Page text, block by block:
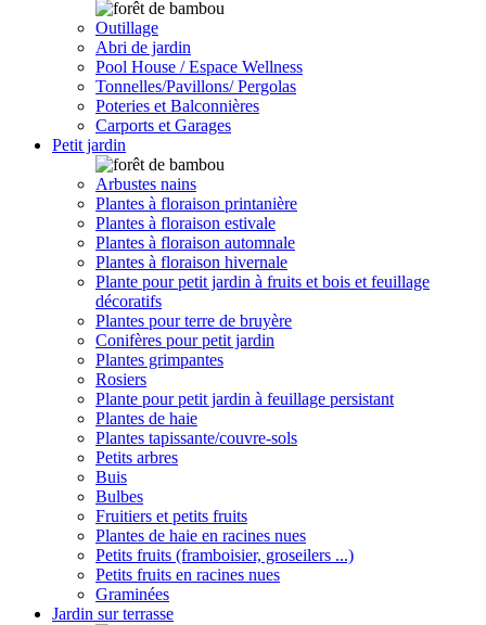
Outillage
Abri de jardin
Pool House / Espace Wellness
Tonnelles/Pavillons/ Pergolas
Poteries et Balconnières
Carports et Garages
Petit jardin
Arbustes nains
Plantes à floraison printanière
Plantes à floraison estivale
Plantes à floraison automnale
Plantes à floraison hivernale
Plante pour petit jardin à fruits et bois et feuillage
décoratifs
Plantes pour terre de bruyère
Conifères pour petit jardin
Plantes grimpantes
Rosiers
Plante pour petit jardin à feuillage persistant
Plantes de haie
Plantes tapissante/couvre-sols
Petits arbres
Buis
Bulbes
Fruitiers et petits fruits
Plantes de haie en racines nues
Petits fruits (framboisier, groseilers ...)
Petits fruits en racines nues
Graminées
Jardin sur terrasse